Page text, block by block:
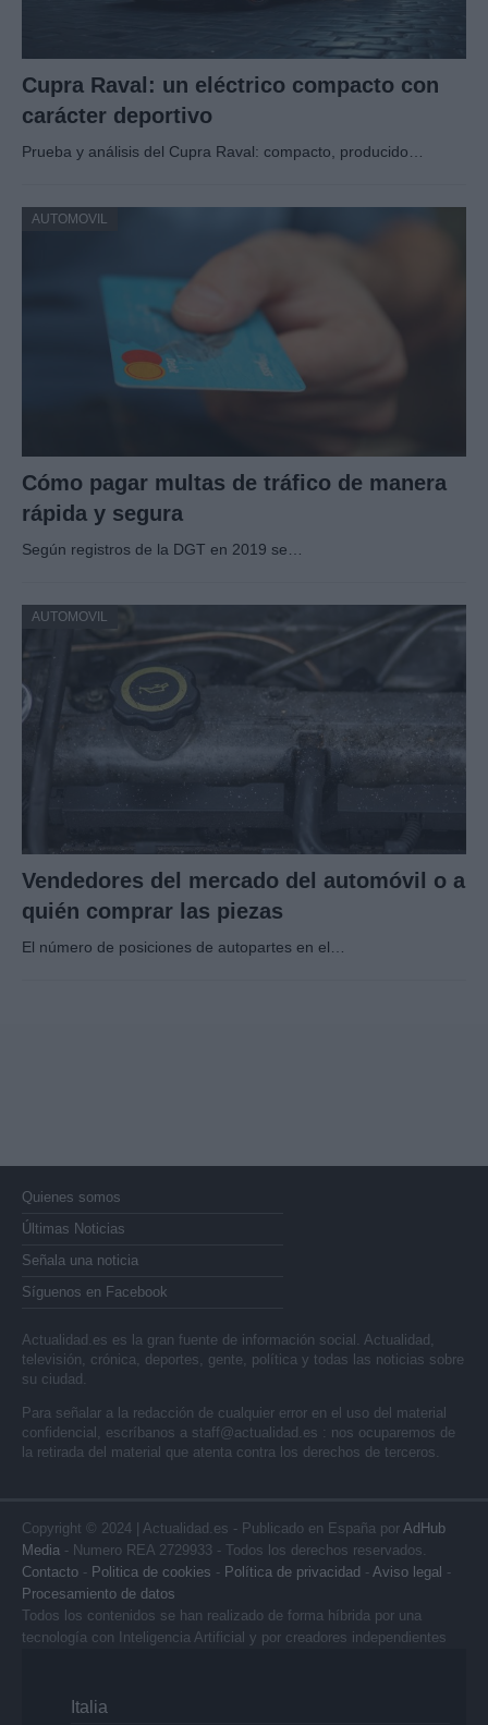
Cupra Raval: un eléctrico compacto con
carácter deportivo
Prueba y análisis del Cupra Raval: compacto, producido…
AUTOMOVIL
Cómo pagar multas de tráfico de manera
rápida y segura
Según registros de la DGT en 2019 se…
AUTOMOVIL
Vendedores del mercado del automóvil o a
quién comprar las piezas
El número de posiciones de autopartes en el…
Quienes somos
Últimas Noticias
Señala una noticia
Síguenos en Facebook
Actualidad.es es la gran fuente de información social. Actualidad,
televisión, crónica, deportes, gente, política y todas las noticias sobre
su ciudad.
Para señalar a la redacción de cualquier error en el uso del material
confidencial, escríbanos a staff@actualidad.es : nos ocuparemos de
la retirada del material que atenta contra los derechos de terceros.
Copyright © 2024 | Actualidad.es - Publicado en España por AdHub
Media - Numero REA 2729933 - Todos los derechos reservados.
Contacto - Politica de cookies - Política de privacidad - Aviso legal -
Procesamiento de datos
Todos los contenidos se han realizado de forma híbrida por una
tecnología con Inteligencia Artificial y por creadores independientes
Italia